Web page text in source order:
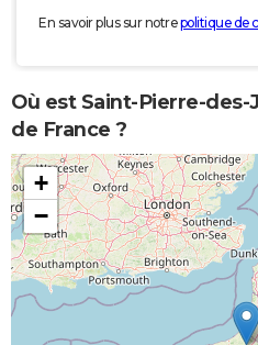
En savoir plus sur notrepolitique de
Où est Saint-Pierre-
de France ?
+
−